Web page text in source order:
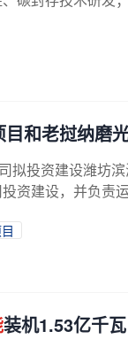
目和老挝纳磨
拟投资建设潍坊
资建设，并负责
装机1.53亿千瓦